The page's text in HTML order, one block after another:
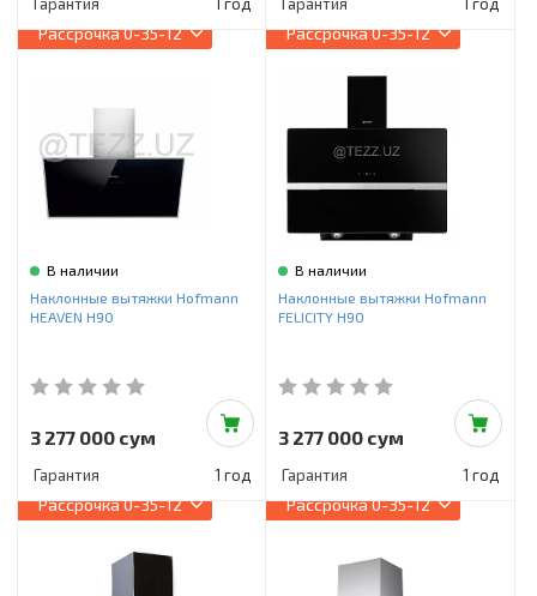
Рассрочка0-35-12
В наличии
Наклонные вытяжки Hofmann
HEAVEN H90
3 277 000 сум
Гарантия 1 год
Рассрочка0-35-12
В наличии
Наклонные вытяжки Hofmann
FELICITY H90
3 277 000 сум
Гарантия 1 год
Рассрочка0-35-12 Рассрочка0-35-12